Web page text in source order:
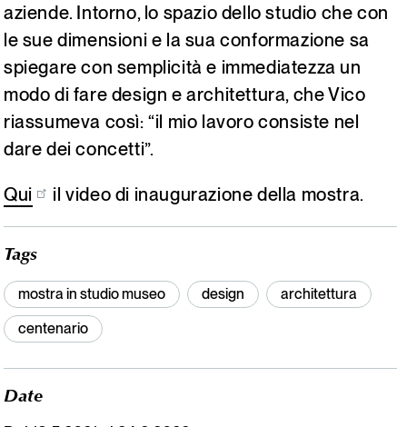
aziende. Intorno, lo spazio dello studio che con
le sue dimensioni e la sua conformazione sa
spiegare con semplicità e immediatezza un
modo di fare design e architettura, che Vico
riassumeva così: “il mio lavoro consiste nel
dare dei concetti”.
Qui il video di inaugurazione della mostra.
Tags
mostra in studio museo design
architettura
centenario
Date